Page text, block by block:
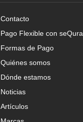
Contacto
Pago Flexible con seQura
Formas de Pago
Quiénes somos
Dónde estamos
Noticias
Artículos